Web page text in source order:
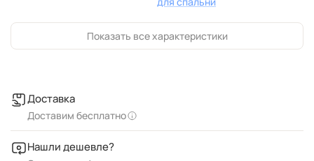
Показать все характеристики
Доставка
Доставим бесплатно
Нашли дешевле?